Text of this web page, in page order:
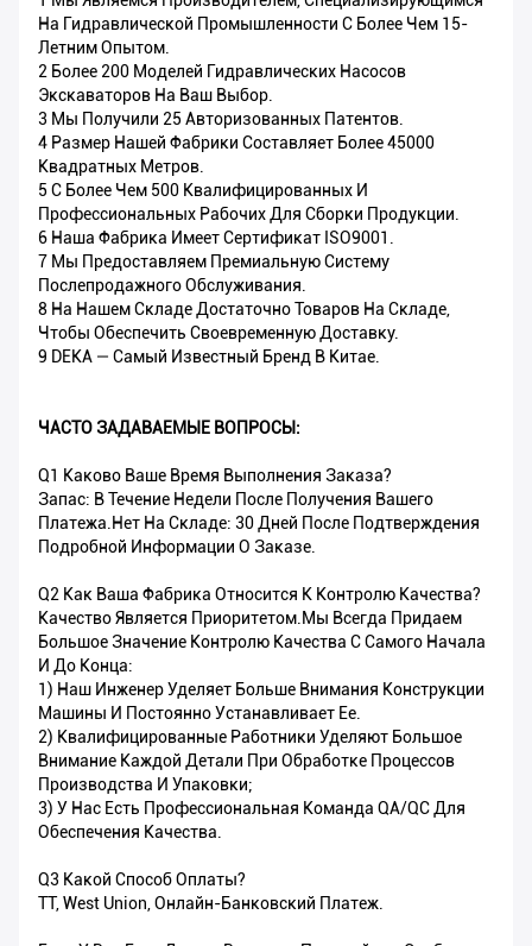
На Гидравлической Промышленности С Более Чем 15-
Летним Опытом.
2 Более 200 Моделей Гидравлических Насосов
Экскаваторов На Ваш Выбор.
3 Мы Получили 25 Авторизованных Патентов.
4 Размер Нашей Фабрики Составляет Более 45000
Квадратных Метров.
5 С Более Чем 500 Квалифицированных И
Профессиональных Рабочих Для Сборки Продукции.
6 Наша Фабрика Имеет Сертификат ISO9001.
7 Мы Предоставляем Премиальную Систему
Послепродажного Обслуживания.
8 На Нашем Складе Достаточно Товаров На Складе,
Чтобы Обеспечить Своевременную Доставку.
9 DEKA — Самый Известный Бренд В Китае.
ЧАСТО ЗАДАВАЕМЫЕ ВОПРОСЫ:
Q1 Каково Ваше Время Выполнения Заказа?
Запас: В Течение Недели После Получения Вашего
Платежа.Нет На Складе: 30 Дней После Подтверждения
Подробной Информации О Заказе.
Q2 Как Ваша Фабрика Относится К Контролю Качества?
Качество Является Приоритетом.Мы Всегда Придаем
Большое Значение Контролю Качества С Самого Начала
И До Конца:
1) Наш Инженер Уделяет Больше Внимания Конструкции
Машины И Постоянно Устанавливает Ее.
2) Квалифицированные Работники Уделяют Большое
Внимание Каждой Детали При Обработке Процессов
Производства И Упаковки;
3) У Нас Есть Профессиональная Команда QA/QC Для
Обеспечения Качества.
Q3 Какой Способ Оплаты?
TT, West Union, Онлайн-Банковский Платеж.